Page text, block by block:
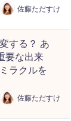
佐藤ただすけ
する？ あ
要な出来
ラクルを
佐藤ただすけ